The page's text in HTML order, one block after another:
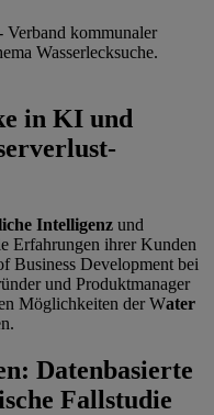
kommunaler
Wasserlecksuche.
in KI und
Intelligenz und
Erfahrungen ihrer Kunden
Business Development bei
und Produktmanager
Möglichkeiten der Water
Datenbasierte
Fallstudie